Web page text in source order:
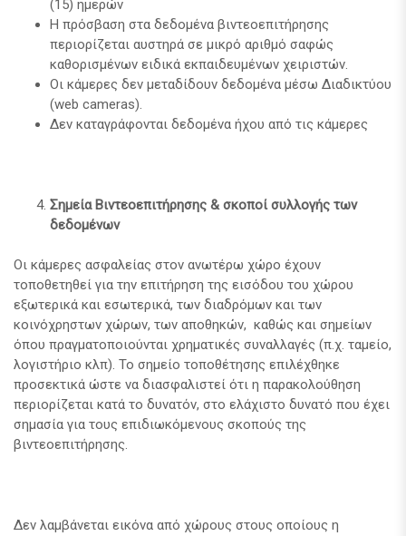
(15) ημερών
Η πρόσβαση στα δεδομένα βιντεοεπιτήρησης
περιορίζεται αυστηρά σε μικρό αριθμό σαφώς
καθορισμένων ειδικά εκπαιδευμένων χειριστών.
Οι κάμερες δεν μεταδίδουν δεδομένα μέσω Διαδικτύου
(web cameras).
Δεν καταγράφονται δεδομένα ήχου από τις κάμερες
Σημεία Βιντεοεπιτήρησης & σκοποί συλλογής των
δεδομένων
Οι κάμερες ασφαλείας στον ανωτέρω χώρο έχουν
τοποθετηθεί για την επιτήρηση της εισόδου του χώρου
εξωτερικά και εσωτερικά, των διαδρόμων και των
κοινόχρηστων χώρων, των αποθηκών, καθώς και σημείων
όπου πραγματοποιούνται χρηματικές συναλλαγές (π.χ. ταμείο,
λογιστήριο κλπ). Το σημείο τοποθέτησης επιλέχθηκε
προσεκτικά ώστε να διασφαλιστεί ότι η παρακολούθηση
περιορίζεται κατά το δυνατόν, στο ελάχιστο δυνατό που έχει
σημασία για τους επιδιωκόμενους σκοπούς της
βιντεοεπιτήρησης.
Δεν λαμβάνεται εικόνα από χώρους στους οποίους η